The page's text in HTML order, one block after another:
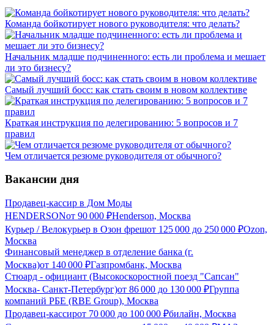
Команда бойкотирует нового руководителя: что делать?
Начальник младше подчиненного: есть ли проблема и мешает
ли это бизнесу?
Самый лучший босс: как стать своим в новом коллективе
Краткая инструкция по делегированию: 5 вопросов и 7
правил
Чем отличается резюме руководителя от обычного?
Вакансии дня
Продавец-кассир в Дом Моды
HENDERSONот 90 000 ₽Henderson, Москва
Курьер / Велокурьер в Озон фрешот 125 000 до 250 000 ₽Ozon,
Москва
Финансовый менеджер в отделение банка (г.
Москва)от 140 000 ₽Газпромбанк, Москва
Стюард - официант (Высокоскоростной поезд "Сапсан"
Москва- Санкт-Петербург)от 86 000 до 130 000 ₽Группа
компаний РБЕ (RBE Group), Москва
Продавец-кассирот 70 000 до 100 000 ₽билайн, Москва